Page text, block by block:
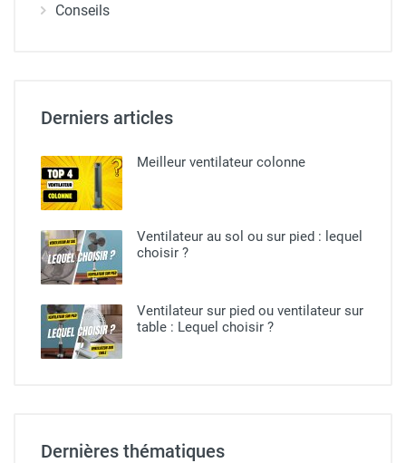
Conseils
Derniers articles
Meilleur ventilateur colonne
Ventilateur au sol ou sur pied​ : lequel
choisir ?
Ventilateur sur pied ou ventilateur sur
table : Lequel choisir ?
Dernières thématiques